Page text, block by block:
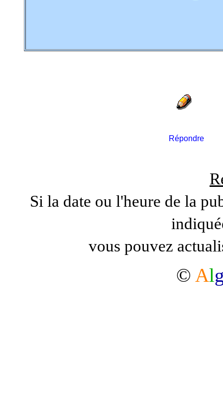
Répondre
Si la date ou l'heure de la
vous pouvez
© Al